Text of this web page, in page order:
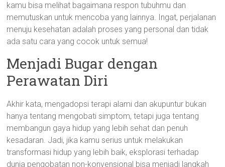
kamu bisa melihat bagaimana respon tubuhmu dan
memutuskan untuk mencoba yang lainnya. Ingat, perjalanan
menuju kesehatan adalah proses yang personal dan tidak
ada satu cara yang cocok untuk semua!
Menjadi Bugar dengan
Perawatan Diri
Akhir kata, mengadopsi terapi alami dan akupuntur bukan
hanya tentang mengobati simptom, tetapi juga tentang
membangun gaya hidup yang lebih sehat dan penuh
kesadaran. Jadi, jika kamu serius untuk melakukan
transformasi hidup yang lebih baik, eksplorasi terhadap
dunia pengobatan non-konvensional bisa menjadi langkah